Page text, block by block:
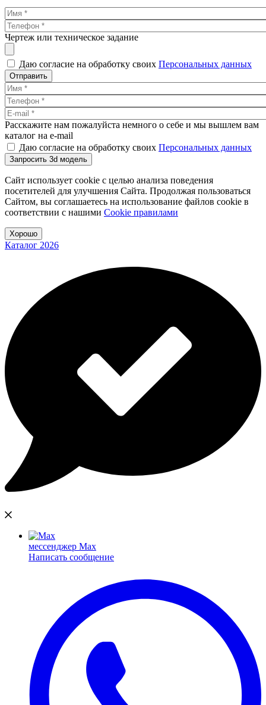
Чертеж или техническое задание
Даю согласие на обработку своих Персональных данных
Отправить
Расскажите нам пожалуйста немного о себе и мы вышлем вам
каталог на e-mail
Даю согласие на обработку своих Персональных данных
Запросить 3d модель
Сайт использует cookie с целью анализа поведения
посетителей для улучшения Сайта. Продолжая пользоваться
Сайтом, вы соглашаетесь на использование файлов cookie в
соответствии с нашими Cookiе правилами
Хорошо
Каталог 2026
мессенджер Max
Написать сообщение